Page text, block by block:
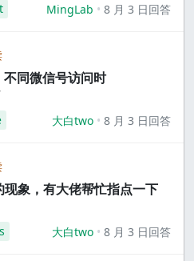
MingLab 8 月 3 日回答
同微信号访问时
大白two 8 月 3 日回答
象，有大佬帮忙指点一下
大白two 8 月 3 日回答